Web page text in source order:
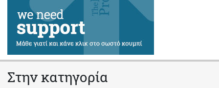
Στην κατηγορία